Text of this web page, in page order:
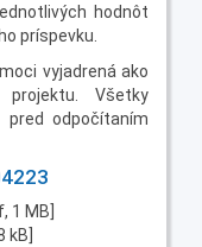
hodnôt
príspevku.
vyjadrená ako
projektu. Všetky
odpočítaním
1 MB]
kB]